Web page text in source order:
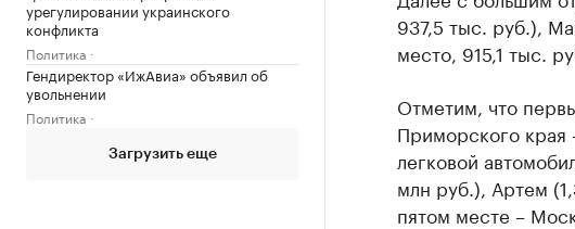
урегулировании украинского
конфликта
Политика
Гендиректор «ИжАвиа» объявил об
увольнении
Политика
Загрузить еще
937,5 тыс. руб.),
место, 915,1 тыс.
Отметим, что
Приморского края
легковой
млн руб.), Артем
пятом месте –